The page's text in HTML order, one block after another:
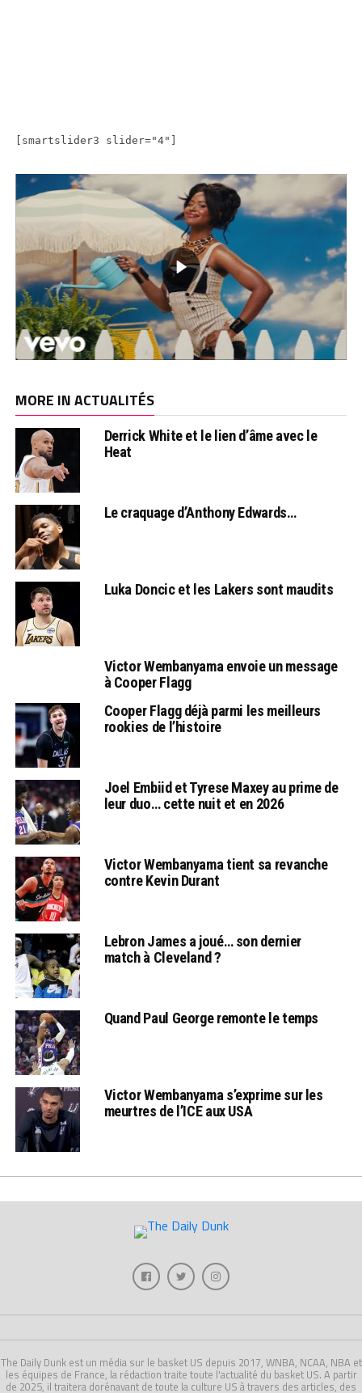
[smartslider3 slider="4"]
MORE IN ACTUALITÉS
Derrick White et le lien d’âme avec le
Heat
Le craquage d’Anthony Edwards…
Luka Doncic et les Lakers sont maudits
Victor Wembanyama envoie un message
à Cooper Flagg
Cooper Flagg déjà parmi les meilleurs
rookies de l’histoire
Joel Embiid et Tyrese Maxey au prime de
leur duo… cette nuit et en 2026
Victor Wembanyama tient sa revanche
contre Kevin Durant
Lebron James a joué… son dernier
match à Cleveland ?
Quand Paul George remonte le temps
Victor Wembanyama s’exprime sur les
meurtres de l’ICE aux USA
The Daily Dunk est un média sur le basket US depuis 2017, WNBA, NCAA, NBA et
les équipes de France, la rédaction traite toute l'actualité du basket US. A partir
de 2025, il traitera dorénavant de toute la culture US à travers des articles, des